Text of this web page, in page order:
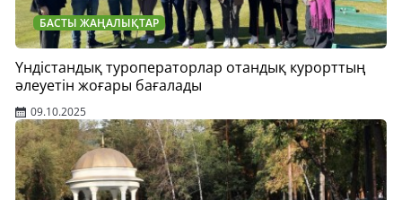
БАСТЫ ЖАҢАЛЫҚТАР
Үндістандық туроператорлар отандық курорттың
әлеуетін жоғары бағалады
09.10.2025